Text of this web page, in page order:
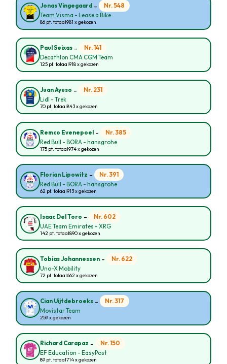
Jonas Vingegaard - Nr. 548
Team Visma - Lease a Bike
86 pt. totaal981 x gekozen
Paul Seixas - Nr. 141
Decathlon CMA CGM Team
125 pt. totaal918 x gekozen
Juan Ayuso - Nr. 231
Lidl - Trek
70 pt. totaal843 x gekozen
Remco Evenepoel - Nr. 385
Red Bull - BORA - hansgrohe
175 pt. totaal974 x gekozen
Florian Lipowitz - Nr. 391
Red Bull - BORA - hansgrohe
62 pt. totaal913 x gekozen
Isaac Del Toro - Nr. 602
UAE Team Emirates - XRG
142 pt. totaal890 x gekozen
Tobias Johannessen - Nr. 622
Uno-X Mobility
72 pt. totaal662 x gekozen
Cian Uijtdebroeks - Nr. 317
Movistar Team
259 x gekozen
Richard Carapaz - Nr. 150
EF Education - EasyPost
89 pt. totaal714 x gekozen